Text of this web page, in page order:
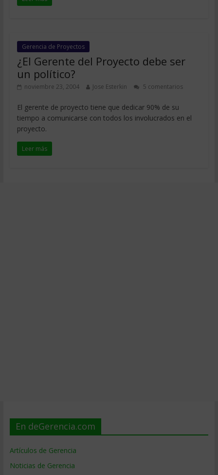
Gerencia de Proyectos
¿El Gerente del Proyecto debe ser
un político?
noviembre 23, 2004 Jose Esterkin 5 comentarios
El gerente de proyecto tiene que dedicar 90% de su
tiempo a comunicarse con todos los involucrados en el
proyecto.
Leer más
En deGerencia.com
Artículos de Gerencia
Noticias de Gerencia